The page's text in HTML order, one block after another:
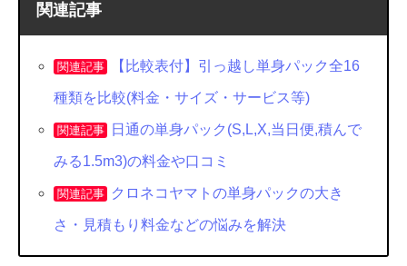
関連記事
関連記事 【比較表付】引っ越し単身パック全16
種類を比較(料金・サイズ・サービス等)
関連記事 日通の単身パック(S,L,X,当日便,積んで
みる1.5m3)の料金や口コミ
関連記事 クロネコヤマトの単身パックの大き
さ・見積もり料金などの悩みを解決